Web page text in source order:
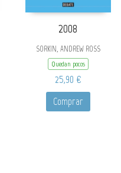
2008
SORKIN, ANDREW ROSS
Quedan pocos
25,90 €
Comprar